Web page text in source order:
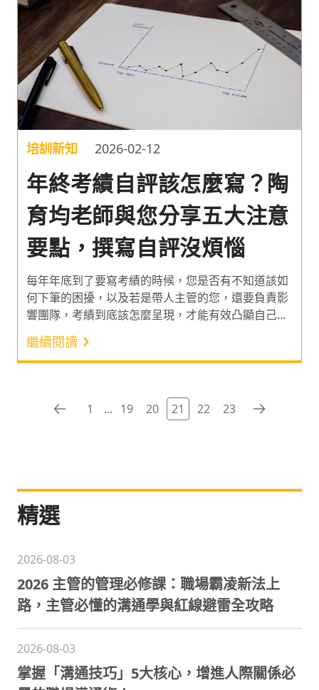
培訓新知 2026-02-12
年終考績自評該怎麼寫？陶
育均老師與您分享五大注意
要點，撰寫自評沒煩惱
每年年底到了要寫考績的時候，您是否有不知道該如
何下筆的困擾，以及若是帶人主管的您，還要負責影
響團隊，考績到底該怎麼呈現，才能有效凸顯自己與
團隊的貢獻呢？本篇會由陶育均老師來跟大家分享，
撰寫考績需要注意的五個要點，讓您可以在歲末時強
化老闆對你團隊一年來的貢獻！
繼續閱讀
1 ... 19 20 21 22 23
精選
2026-08-03
2026 主管的管理必修課：職場霸凌新法上
路，主管必懂的溝通學與紅線避雷全攻略
2026-08-03
掌握「溝通技巧」5大核心，增進人際關係必